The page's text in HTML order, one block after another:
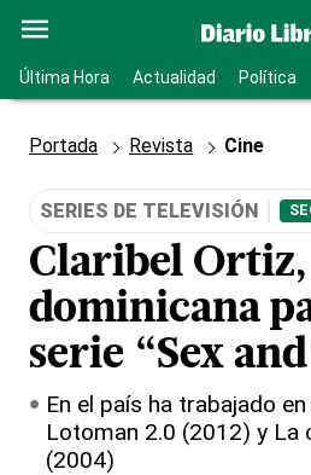
Última Hora Actualidad Política
Portada Revista Cine
SERIES DE TELEVISIÓN
Claribel
dominicana
serie “Sex
En el país ha trabajado
Lotoman 2.0 (2012) y La
(2004)